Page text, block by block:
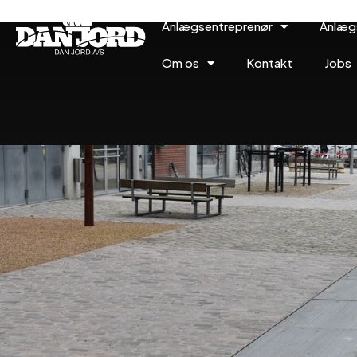
Anlægsentreprenør
Om os Kontakt Jobs